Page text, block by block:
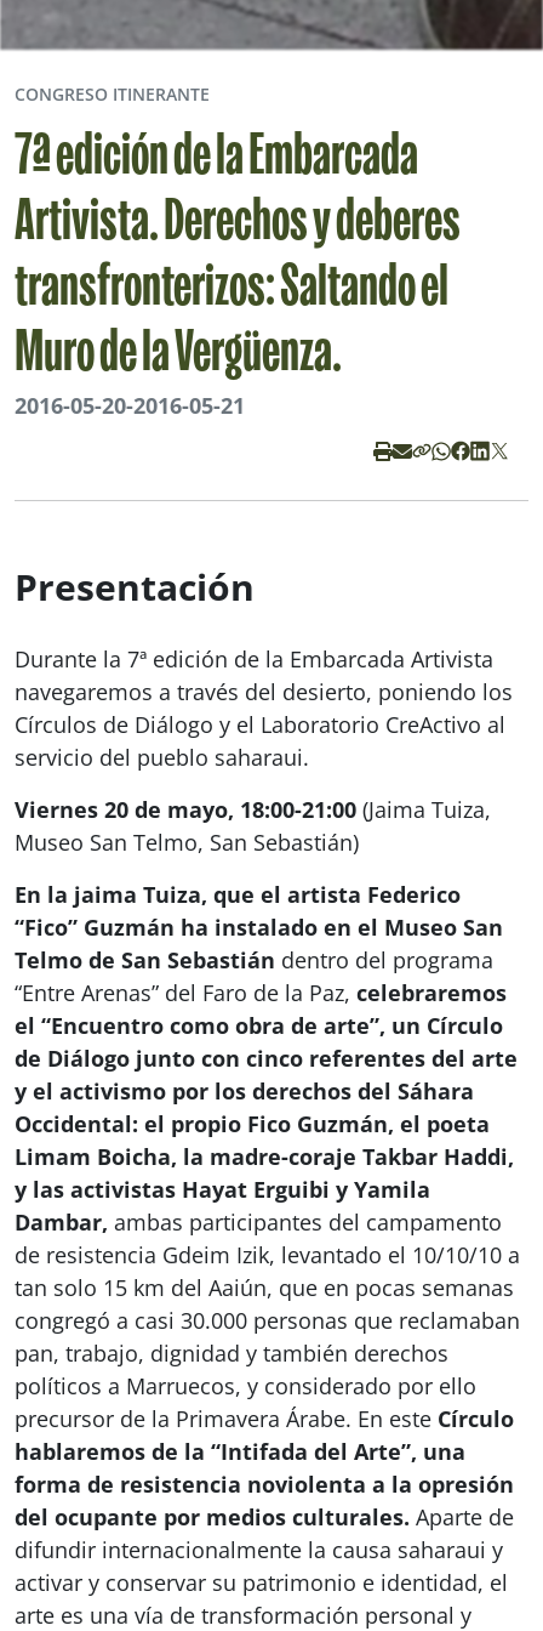
CONGRESO ITINERANTE
7ª edición de la Embarcada
Artivista. Derechos y deberes
transfronterizos: Saltando el
Muro de la Vergüenza.
2016-05-20-2016-05-21
Presentación
Durante la 7ª edición de la Embarcada Artivista
navegaremos a través del desierto, poniendo los
Círculos de Diálogo y el Laboratorio CreActivo al
servicio del pueblo saharaui.
Viernes 20 de mayo, 18:00-21:00 (Jaima Tuiza,
Museo San Telmo, San Sebastián)
En la jaima Tuiza, que el artista Federico
“Fico” Guzmán ha instalado en el Museo San
Telmo de San Sebastián dentro del programa
“Entre Arenas” del Faro de la Paz, celebraremos
el “Encuentro como obra de arte”, un Círculo
de Diálogo junto con cinco referentes del arte
y el activismo por los derechos del Sáhara
Occidental: el propio Fico Guzmán, el poeta
Limam Boicha, la madre-coraje Takbar Haddi,
y las activistas Hayat Erguibi y Yamila
Dambar, ambas participantes del campamento
de resistencia Gdeim Izik, levantado el 10/10/10 a
tan solo 15 km del Aaiún, que en pocas semanas
congregó a casi 30.000 personas que reclamaban
pan, trabajo, dignidad y también derechos
políticos a Marruecos, y considerado por ello
precursor de la Primavera Árabe. En este Círculo
hablaremos de la “Intifada del Arte”, una
forma de resistencia noviolenta a la opresión
del ocupante por medios culturales. Aparte de
difundir internacionalmente la causa saharaui y
activar y conservar su patrimonio e identidad, el
arte es una vía de transformación personal y